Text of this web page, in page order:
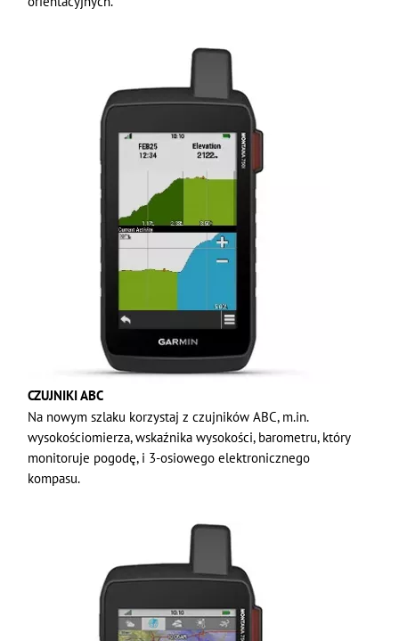
CZUJNIKI ABC
Na nowym szlaku korzystaj z czujników ABC, m.in.
wysokościomierza, wskaźnika wysokości, barometru, który
monitoruje pogodę, i 3-osiowego elektronicznego
kompasu.